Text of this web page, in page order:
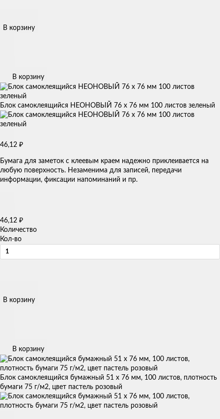
В корзину
В корзину
Блок самоклеящийся НЕОНОВЫЙ 76 х 76 мм 100 листов зеленый
46,12 ₽
Бумага для заметок с клеевым краем надежно приклеивается на
любую поверхность. Незаменима для записей, передачи
информации, фиксации напоминаний и пр.
46,12 ₽
Количество
Кол-во
В корзину
В корзину
Блок самоклеящийся бумажный 51 x 76 мм, 100 листов, плотность
бумаги 75 г/м2, цвет пастель розовый